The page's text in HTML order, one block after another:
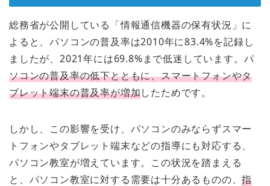
総務省が公開している「情報通信機器の保有状況」に
よると、パソコンの普及率は2010年に83.4%を記録し
ましたが、2021年には69.8%まで低迷しています。パ
ソコンの普及率の低下とともに、スマートフォンやタ
ブレット端末の普及率が増加したためです。
しかし、この影響を受け、パソコンのみならずスマー
トフォンやタブレット端末などの指導にも対応する、
パソコン教室が増えています。この状況を踏まえる
と、パソコン教室に対する需要は十分あるものの、指